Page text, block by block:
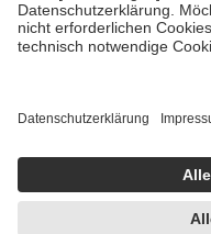
• empfohlenen
• Harn- und Blutteststreifen
getroffen, um
https://help.etrusted.com/
Einige Bilder und Inhalte